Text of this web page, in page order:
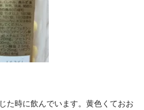
た時に飲んでいます。黄色くておお